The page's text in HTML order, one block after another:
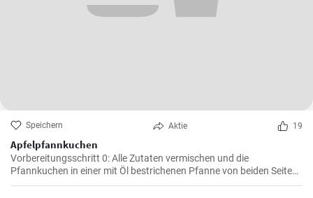
Speichern Aktie 19
Apfelpfannkuchen
Vorbereitungsschritt 0: Alle Zutaten vermischen und die
Pfannkuchen in einer mit Öl bestrichenen Pfanne von beiden Seiten
braten.